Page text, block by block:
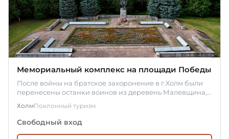
Мемориальный комплекс на площади Победы
После войны на братское захоронение в г.Холм были
перенесены останки воинов из деревень Малевщина,
ХолмПоклонный туризм
Свободный вход